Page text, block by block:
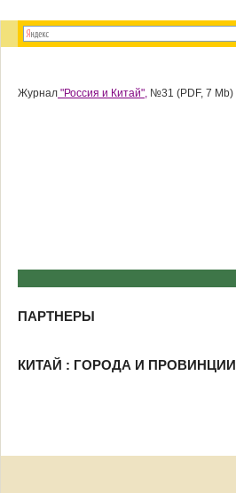
Журнал "Россия и Китай", №31 (PDF, 7 Mb)
ПАРТНЕРЫ
КИТАЙ : ГОРОДА И ПРОВИНЦИИ